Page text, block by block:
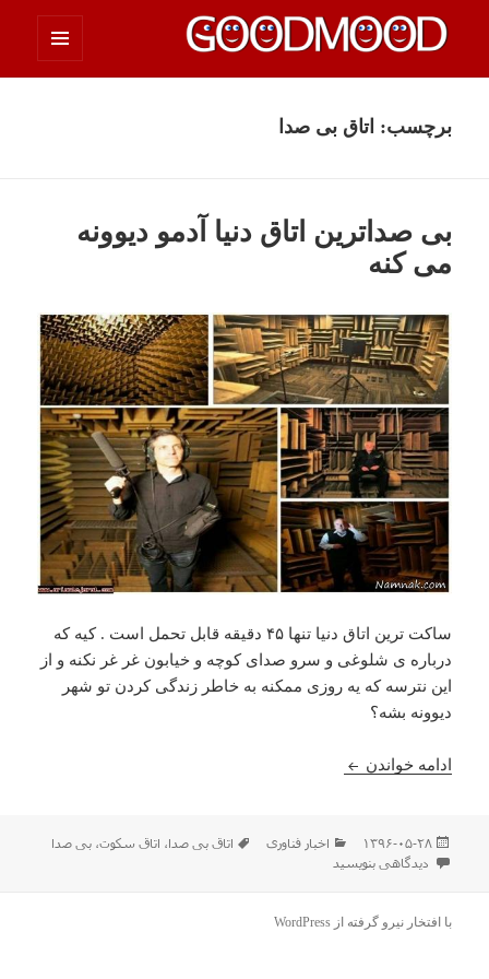
چیزای خووب مووب
برچسب: اتاق بی صدا
بی صداترین اتاق دنیا آدمو دیوونه
می کنه
ساکت ترین اتاق دنیا تنها ۴۵ دقیقه قابل تحمل است . کیه که
درباره ی شلوغی و سرو صدای کوچه و خیابون غر غر نکنه و از
این نترسه که یه روزی ممکنه به خاطر زندگی کردن تو شهر
دیوونه بشه؟
ادامه خواندن بی صداترین اتاق دنیا آدمو دیوونه می کنه
ارسال
شده
۱۳۹۶-۰۵-۲۸ دسته‌ها
اخبار فناوری برچسب‌ها
اتاق بی صدا، اتاق سکوت،بی صدا
برای بی صداترین اتاق دنیا آدمو دیوونه می کنه
دیدگاهی بنویسید
با افتخار نیرو گرفته از WordPress